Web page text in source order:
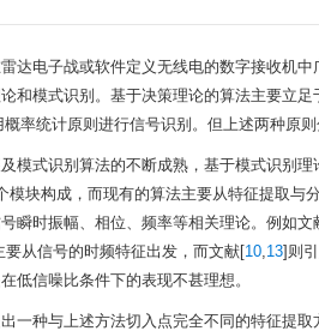
达电子战或软件定义无线电的数字接收机
和模式识别。基于决策理论的算法主要立
率统计原则进行信号识别。但上述两种原
模式识别算法的不断成熟，基于模式识别
模块构成，而现有的算法主要从特征提取
瞬时振幅、相位、频率等相关理论。例如文
从信号的时频特征出发，而文献[10,13]则
低信噪比条件下的表现不甚理想。
一种与上述方法切入点完全不同的特征提